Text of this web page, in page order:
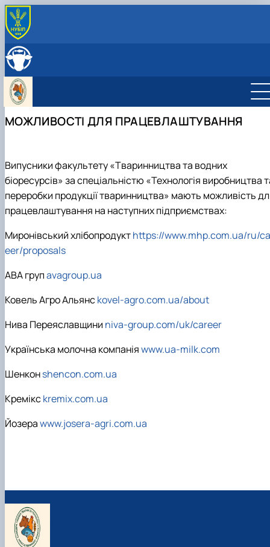
ПРО КАФЕДРУ
Фотогалерея
Робочі програми
Наукові гуртки
Стажування в Чеській республіці
МОЖЛИВОСТІ ДЛЯ ПРАЦЕВЛАШТУВАННЯ
Випусники факультету «Тваринництва та водних
біоресурсів» за спеціальністю «Технологія виробництва
переробки продукції тваринництва» мають можливість
працевлаштування на наступних підприємствах:
Миронівський хлібопродуктhttps://www.mhp.com.ua/ru/
eer/proposals
АВА групavagroup.ua
Ковель Агро Альянсkovel-agro.com.ua/about
Нива Переяславщини niva-group.com/uk/career
Українська молочна компаніяwww.ua-milk.com
Шенконshencon.com.ua
Креміксkremix.com.ua
Йозераwww.josera-agri.com.ua